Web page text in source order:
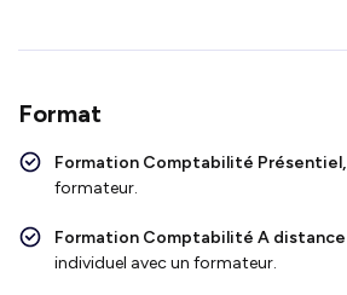
Format
Formation Comptabilité Présentiel,
formateur.
Formation Comptabilité A distance
individuel avec un formateur.